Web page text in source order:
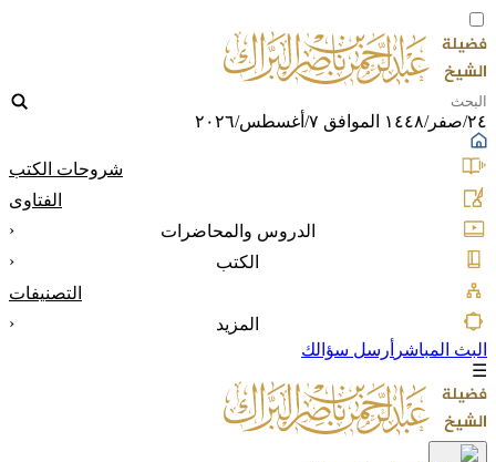
٢٤/صفر/١٤٤٨ الموافق ٧/أغسطس/٢٠٢٦
شروحات الكتب
الفتاوى
الدروس والمحاضرات
‹
الكتب
‹
التصنيفات
المزيد
‹
البث المباشر أرسل سؤالك
☰